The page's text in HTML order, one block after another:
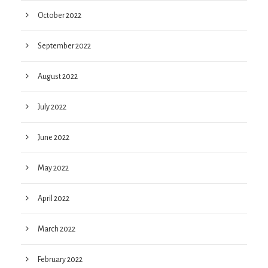
October 2022
September 2022
August 2022
July 2022
June 2022
May 2022
April 2022
March 2022
February 2022